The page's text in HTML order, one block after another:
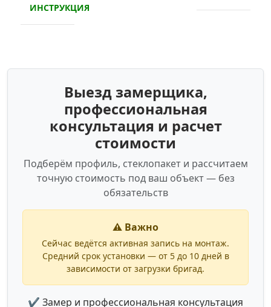
ИНСТРУКЦИЯ
Выезд замерщика,
профессиональная
консультация и расчет
стоимости
Подберём профиль, стеклопакет и рассчитаем
точную стоимость под ваш объект — без
обязательств
⚠️ Важно
Сейчас ведётся активная запись на монтаж.
Средний срок установки — от 5 до 10 дней в
зависимости от загрузки бригад.
✔ Замер и профессиональная консультация